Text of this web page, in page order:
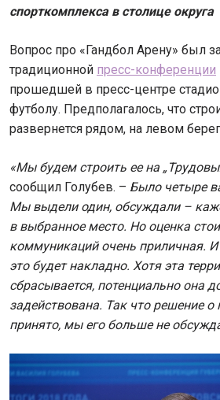
спорткомплекса в столице округа
Вопрос про «Гандбол Арену» был
традиционной пресс-конференции
прошедшей в пресс-центре
футболу. Предполагалось, что
развернется рядом, на левом
«Мы будем строить ее на
сообщил Голубев. – Было четыре
Мы выдели один, обсуждали –
в выбранное место. Но оценка
коммуникаций очень приличная.
это будет накладно. Хотя эта
сбрасывается, потенциально она
задействована. Так что решение о
принято, мы его больше не